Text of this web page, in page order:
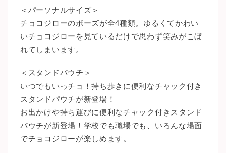
＜パーソナルサイズ＞
チョコジローのポーズが全4種類。ゆるくてかわい
いチョコジローを見ているだけで思わず笑みがこぼ
れてしまいます。
＜スタンドパウチ＞
いつでもいっチョ！持ち歩きに便利なチャック付き
スタンドパウチが新登場！
お出かけや持ち運びに便利なチャック付きスタンド
パウチが新登場！学校でも職場でも、いろんな場面
でチョコジローが楽しめます。